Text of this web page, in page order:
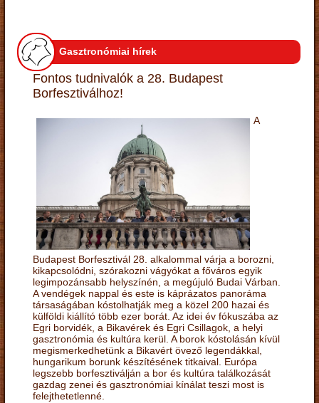
Gasztronómiai hírek
Fontos tudnivalók a 28. Budapest
Borfesztiválhoz!
A
Budapest Borfesztivál 28. alkalommal várja a borozni,
kikapcsolódni, szórakozni vágyókat a főváros egyik
legimpozánsabb helyszínén, a megújuló Budai Várban.
A vendégek nappal és este is káprázatos panoráma
társaságában kóstolhatják meg a közel 200 hazai és
külföldi kiállító több ezer borát. Az idei év fókuszába az
Egri borvidék, a Bikavérek és Egri Csillagok, a helyi
gasztronómia és kultúra kerül. A borok kóstolásán kívül
megismerkedhetünk a Bikavért övező legendákkal,
hungarikum borunk készítésének titkaival. Európa
legszebb borfesztiválján a bor és kultúra találkozását
gazdag zenei és gasztronómiai kínálat teszi most is
felejthetetlenné.